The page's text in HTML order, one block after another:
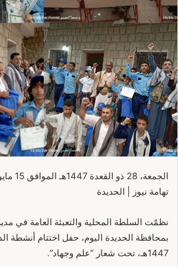
الجمعة، 28 ذو القعدة 1447هـ الموافق 15 مايو 2026
تهامة نيوز | الحديدة
نظمّت السلطة المحلية والتعبئة العامة في
بمحافظة الحديدة اليوم، حفل اختتام أنشطة
1447هـ، تحت شعار “علم وجهاد”.